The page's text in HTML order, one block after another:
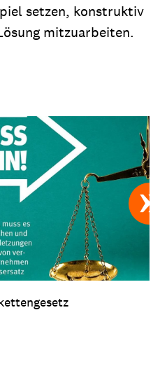
setzen, konstruktiv
mitzuarbeiten.